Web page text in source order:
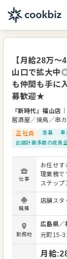
【月給28万
山口で拡大中
も仲間も手に
募歓迎★
『新時代』福山店
居酒屋／焼鳥／串
正社員
急募 車
出店計画多数の成長
仕事
お任せす
理業務で
ステップ
かく楽し
客やチー
・お客
・キッチ
など 調理師免許や経験がなくても大丈夫。マニュアルや
OJTに加
してくれ
職種
店舗スタ
勤務地
広島県／
元町15-
月給: